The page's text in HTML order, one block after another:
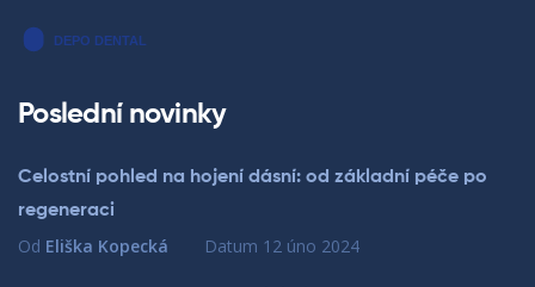
Poslední novinky
Celostní pohled na hojení dásní: od základní péče po
regeneraci
Od Eliška Kopecká Datum 12 úno 2024